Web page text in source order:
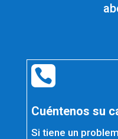

Cuéntenos su
Si tiene un